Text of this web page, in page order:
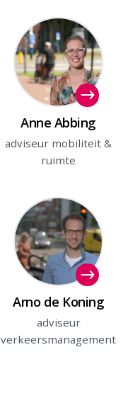
Anne Abbing
adviseur mobiliteit &
ruimte
Arno de Koning
adviseur
verkeersmanagement